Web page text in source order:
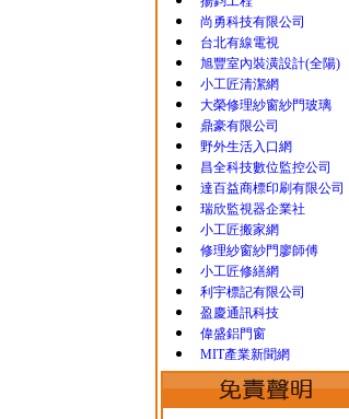
尚勇科技有限公司
台北有線電視
旭豐室內裝潢設計(全陽)
小工匠清潔網
大榮修理紗窗紗門玻璃
鼎豪有限公司
野外生活入口網
昌全科技數位監控公司
達百益商標印刷有限公司
瑞欣監視器企業社
小工匠搬家網
修理紗窗紗門廖師傅
小工匠修繕網
利宇標記有限公司
盈慶通訊科技
偉盛鋁門窗
MIT產業新聞網